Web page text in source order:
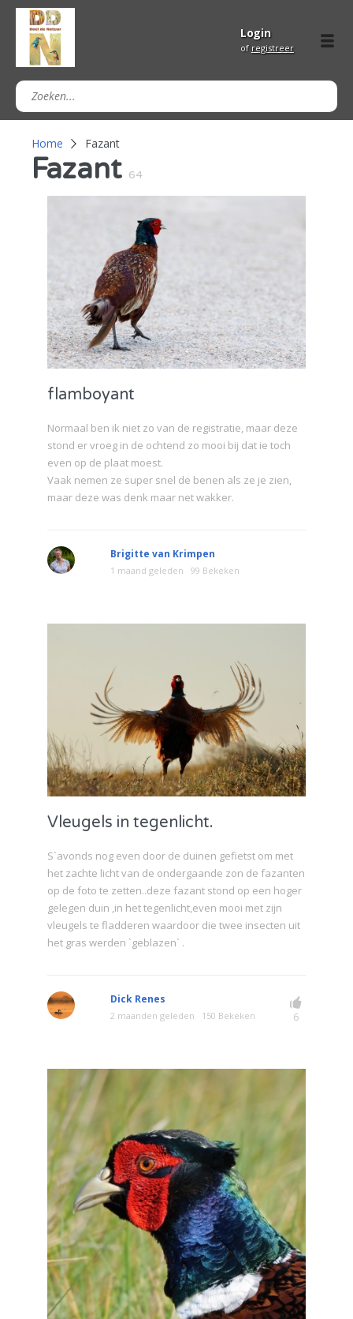
Login
of registreer
Home Fazant
Fazant 64
flamboyant
Normaal ben ik niet zo van de registratie, maar deze
stond er vroeg in de ochtend zo mooi bij dat ie toch
even op de plaat moest.
Vaak nemen ze super snel de benen als ze je zien,
maar deze was denk maar net wakker.
Brigitte van Krimpen
1 maand geleden 99 Bekeken
Vleugels in tegenlicht.
S`avonds nog even door de duinen gefietst om met
het zachte licht van de ondergaande zon de fazanten
op de foto te zetten..deze fazant stond op een hoger
gelegen duin ,in het tegenlicht,even mooi met zijn
vleugels te fladderen waardoor die twee insecten uit
het gras werden `geblazen` .
Dick Renes
2 maanden geleden 150 Bekeken 6